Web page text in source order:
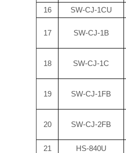
16
SW-CJ-1CU
17 SW-CJ-1B
18 SW-CJ-1C
19 SW-CJ-1FB
20 SW-CJ-2FB
21 HS-840U